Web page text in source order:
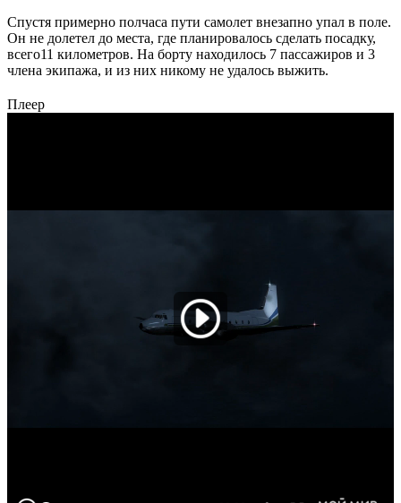
Спустя примерно полчаса пути самолет внезапно упал в поле.
Он не долетел до места, где планировалось сделать посадку,
всего11 километров. На борту находилось 7 пассажиров и 3
члена экипажа, и из них никому не удалось выжить.
Плеер